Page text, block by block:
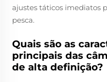
ajustes táticos imediatos
pesca.
Quais são as
principais das
de alta definição?